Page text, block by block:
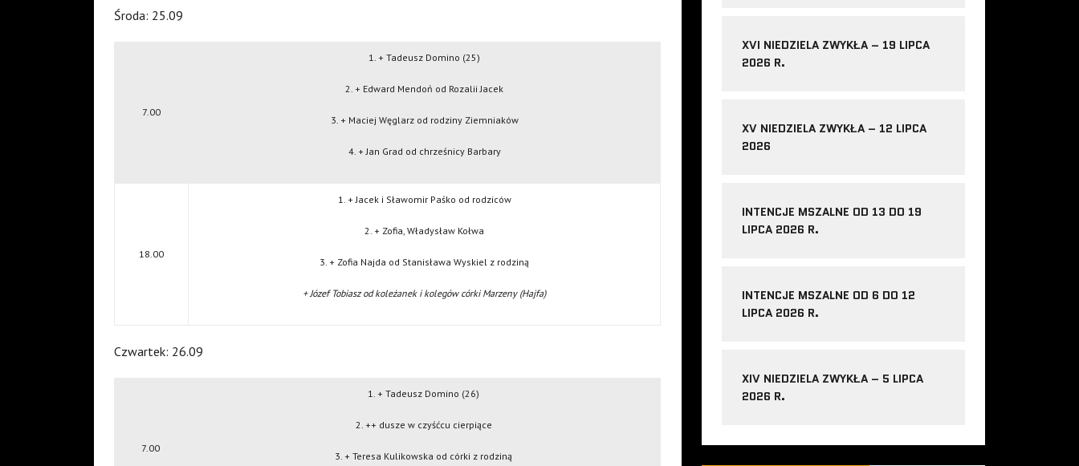
Środa: 25.09
7.00
1. + Tadeusz Domino (25)
2. + Edward Mendoń od Rozalii Jacek
3. + Maciej Węglarz od rodziny Ziemniaków
4. + Jan Grad od chrześnicy Barbary
18.00
1. + Jacek i Sławomir Paśko od rodziców
2. + Zofia, Władysław Kołwa
3. + Zofia Najda od Stanisława Wyskiel z rodziną
+ Józef Tobiasz od koleżanek i kolegów córki Marzeny (Hajfa)
Czwartek: 26.09
7.00
1. + Tadeusz Domino (26)
2. ++ dusze w czyśćcu cierpiące
3. + Teresa Kulikowska od córki z rodziną
XVI NIEDZIELA ZWYKŁA – 19 LIPCA
2026 R.
XV NIEDZIELA ZWYKŁA – 12 LIPCA
2026
INTENCJE MSZALNE OD 13 DO 19
LIPCA 2026 R.
INTENCJE MSZALNE OD 6 DO 12
LIPCA 2026 R.
XIV NIEDZIELA ZWYKŁA – 5 LIPCA
2026 R.